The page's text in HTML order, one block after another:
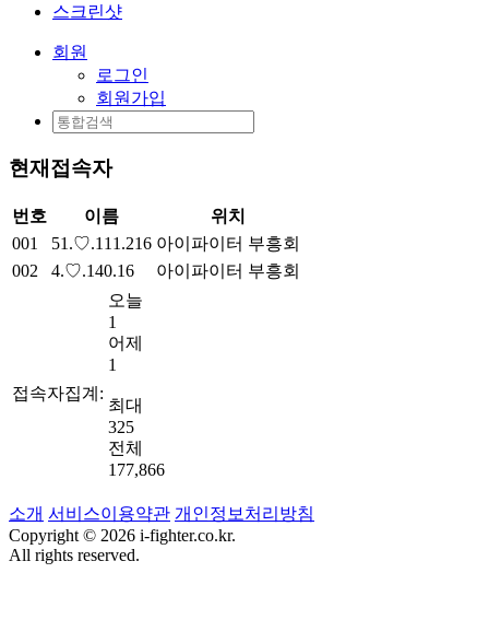
스크린샷
회원
로그인
회원가입
현재접속자
번호 이름
위치
001
51.♡.111.216 아이파이터 부흥회
002
4.♡.140.16 아이파이터 부흥회
접속자집계:
오늘
1
어제
1
최대
325
전체
177,866
소개 서비스이용약관 개인정보처리방침
Copyright © 2026 i-fighter.co.kr.
All rights reserved.